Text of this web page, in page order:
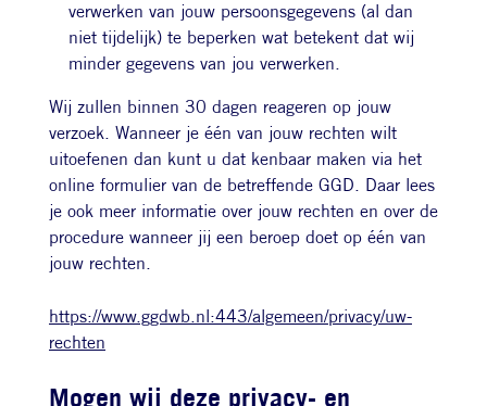
verwerken van jouw persoonsgegevens (al dan
niet tijdelijk) te beperken wat betekent dat wij
minder gegevens van jou verwerken.
Wij zullen binnen 30 dagen reageren op jouw
verzoek. Wanneer je één van jouw rechten wilt
uitoefenen dan kunt u dat kenbaar maken via het
online formulier van de betreffende GGD. Daar lees
je ook meer informatie over jouw rechten en over de
procedure wanneer jij een beroep doet op één van
jouw rechten.
https://www.ggdwb.nl:443/algemeen/privacy/uw-
rechten
Mogen wij deze privacy- en